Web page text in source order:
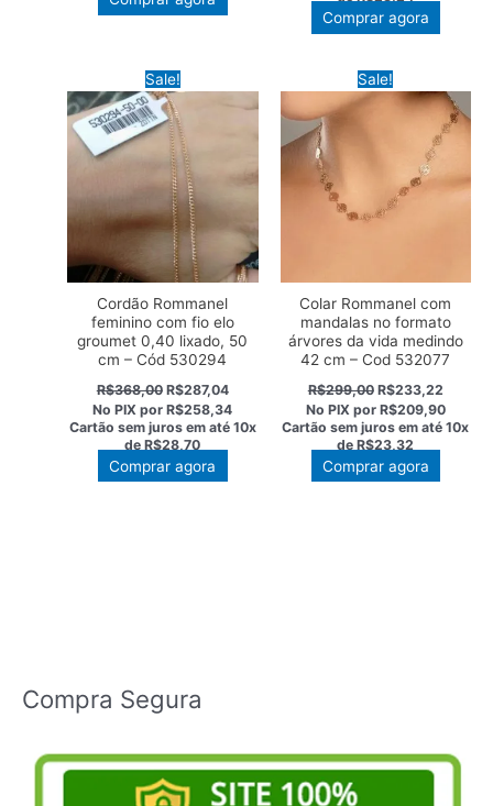
R$298,00.
Comprar agora
Sale!
Cordão Rommanel
feminino com fio elo
groumet 0,40 lixado, 50
cm – Cód 530294
R$368,00 O
preço
original
era:
R$368,00.
R$287,04O
preço
atual
é:
R$287,04.
No PIX porR$258,34
Cartão sem juros em até 10x
de R$28,70
Comprar agora
Sale!
Colar Rommanel com
mandalas no formato
árvores da vida medindo
42 cm – Cod 532077
R$299,00 O
preço
original
era:
R$299,00.
R$233,22O
preço
atual
é:
No PIX por R$209,90
Cartão sem juros em até10x
de R$23,32
Comprar agora
Compra Segura